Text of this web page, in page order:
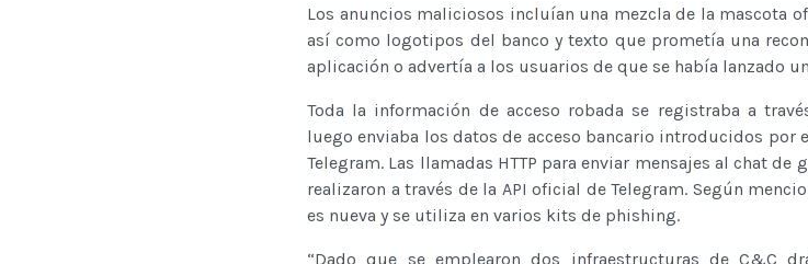
Los anuncios maliciosos incluían una mezcla de la mascota
así como logotipos del banco y texto que prometía una
aplicación o advertía a los usuarios de que se había lanzado
Toda la información de acceso robada se registraba a
luego enviaba los datos de acceso bancario introducidos por
Telegram. Las llamadas HTTP para enviar mensajes al chat de
realizaron a través de la API oficial de Telegram. Según
es nueva y se utiliza en varios kits de phishing.
“Dado que se emplearon dos infraestructuras de C&C